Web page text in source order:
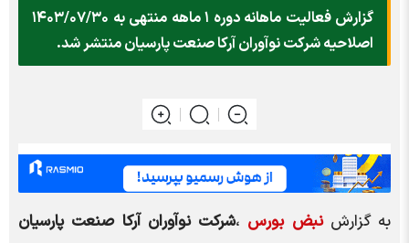
گزارش فعالیت ماهانه دوره ۱ ماهه منتهی به ۱۴۰۳/۰۷/۳۰
اصلاحیه شرکت نوآوران آرکا صنعت پارسیان منتشر شد.
به گزارش نبض بورس ،شرکت نوآوران آرکا صنعت پارسیان